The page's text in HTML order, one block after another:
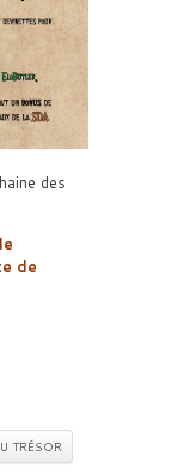
des
de
TRÉSOR